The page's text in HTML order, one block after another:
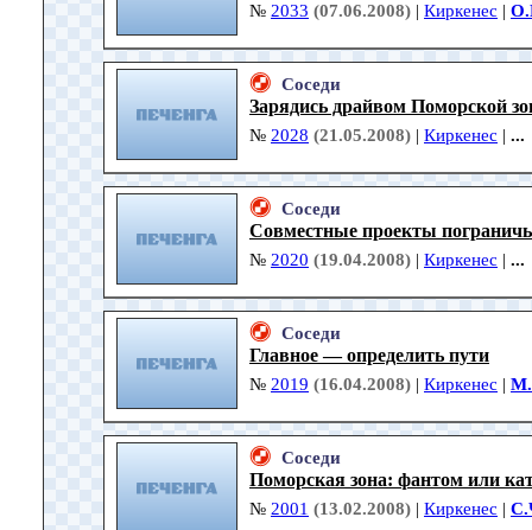
№ 2033 (07.06.2008) | Киркенес |
Соседи
Зарядись драйвом Поморской
№ 2028 (21.05.2008) | Киркенес | ...
Соседи
Совместные проекты
№ 2020 (19.04.2008) | Киркенес | ...
Соседи
Главное — определить пути
№ 2019 (16.04.2008) | Киркенес |
Соседи
Поморская зона: фантом или
№ 2001 (13.02.2008) | Киркенес |